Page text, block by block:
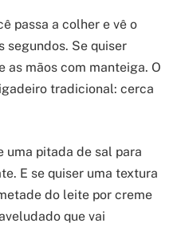
passa a colher e vê o
segundos. Se quiser
as mãos com manteiga. O
tradicional: cerca
uma pitada de sal para
E se quiser uma textura
do leite por creme
que vai